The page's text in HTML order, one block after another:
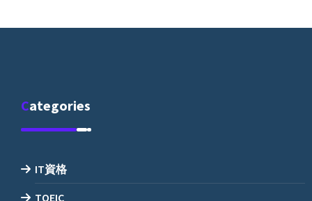
Categories
IT資格
TOEIC